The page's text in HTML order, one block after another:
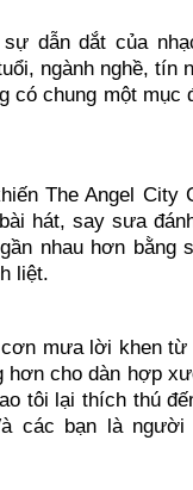
dẫn dắt của
ngành nghề, tín
có chung một mục
The Angel City
hát, say sưa
nhau hơn bằng
liệt.
mưa lời khen từ
cho dàn hợp
tôi lại thích thú
các bạn là người